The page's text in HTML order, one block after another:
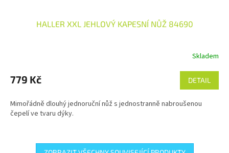
HALLER XXL JEHLOVÝ KAPESNÍ NŮŽ 84690
Skladem
779 Kč DETAIL
Mimořádně dlouhý jednoruční nůž s jednostranně nabroušenou
čepelí ve tvaru dýky.